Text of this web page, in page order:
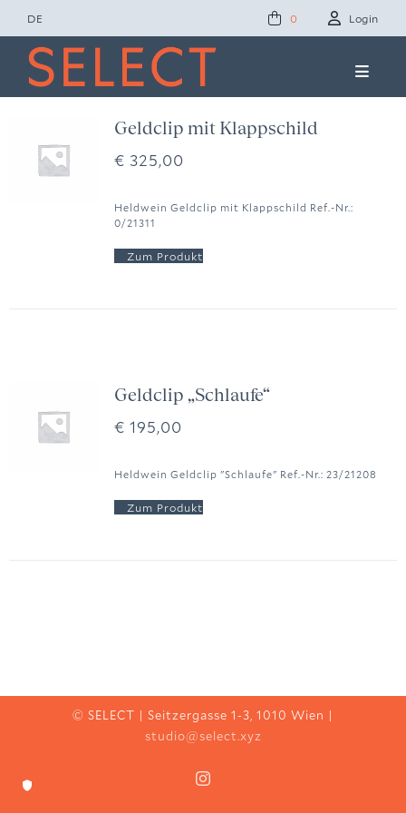
Zum
Inhalt
springen
DE 0 Login
Toggle
Concept Studio
Friends of Select
Ole Lynggaard
Kontakt
Geldclip mit Klappschild
€ 325,00
Heldwein Geldclip mit Klappschild Ref.-Nr.:
0/21311
Geldclip „Schlaufe“
€ 195,00
Heldwein Geldclip "Schlaufe" Ref.-Nr.: 23/21208
© SELECT | Seitzergasse 1-3, 1010 Wien |
studio@select.xyz
Instagram